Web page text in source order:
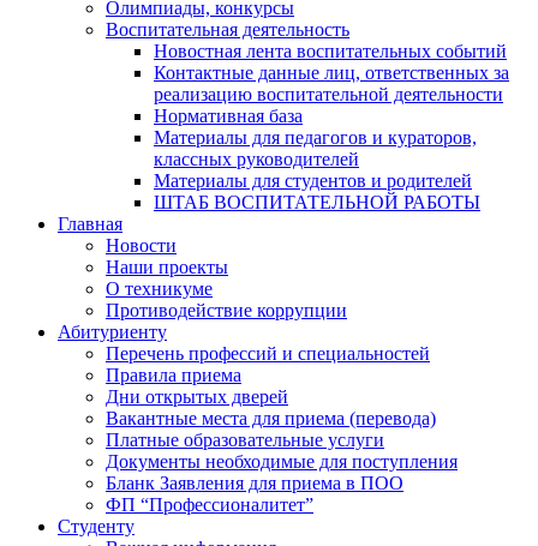
Олимпиады, конкурсы
Воспитательная деятельность
Новостная лента воспитательных событий
Контактные данные лиц, ответственных за
реализацию воспитательной деятельности
Нормативная база
Материалы для педагогов и кураторов,
классных руководителей
Материалы для студентов и родителей
ШТАБ ВОСПИТАТЕЛЬНОЙ РАБОТЫ
Главная
Новости
Наши проекты
О техникуме
Противодействие коррупции
Абитуриенту
Перечень профессий и специальностей
Правила приема
Дни открытых дверей
Вакантные места для приема (перевода)
Платные образовательные услуги
Документы необходимые для поступления
Бланк Заявления для приема в ПОО
ФП “Профессионалитет”
Студенту